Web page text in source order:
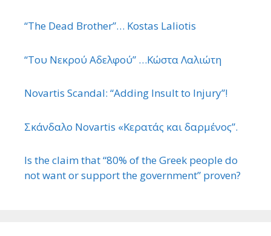
“The Dead Brother”… Kostas Laliotis
“Του Νεκρού Αδελφού” …Κώστα Λαλιώτη
Novartis Scandal: “Adding Insult to Injury”!
Σκάνδαλο Novartis «Κερατάς και δαρμένος”.
Is the claim that “80% of the Greek people do
not want or support the government” proven?